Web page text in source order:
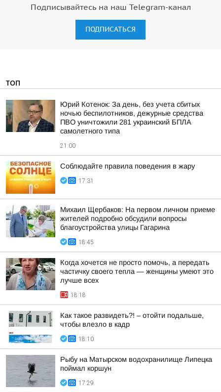
Подписывайтесь на наш Telegram-канал
ПОДПИСАТЬСЯ
ТОП
Юрий Котенок: За день, без учета сбитых
ночью беспилотников, дежурные средства
ПВО уничтожили 281 украинский БПЛА
самолетного типа
21:00
Соблюдайте правила поведения в жару
17:31
Михаил Щербаков: На первом личном приеме
жителей подробно обсудили вопросы
благоустройства улицы Гагарина
18:45
Когда хочется не просто помочь, а передать
частичку своего тепла — женщины умеют это
лучше всех
18:18
Как такое развидеть?! – отойти подальше,
чтобы влезло в кадр
18:10
Рыбу на Матырском водохранилище Липецка
поймал коршун
17:29